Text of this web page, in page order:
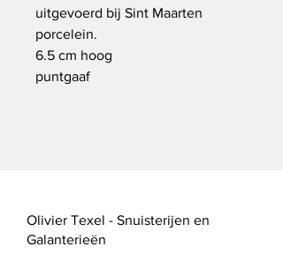
uitgevoerd bij Sint Maarten
porcelein.
6.5 cm hoog
puntgaaf
Olivier Texel - Snuisterijen en
Galanterieën